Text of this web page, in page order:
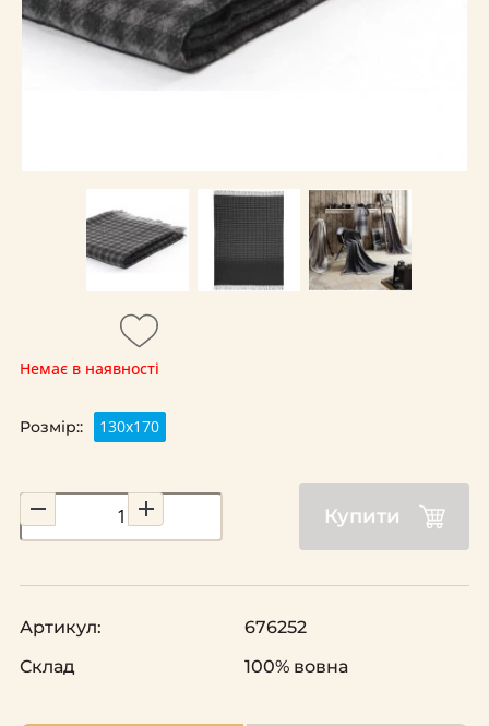
Немає в наявності
Розмір:: 130x170
Купити
Артикул:
676252
Склад
100% вовна